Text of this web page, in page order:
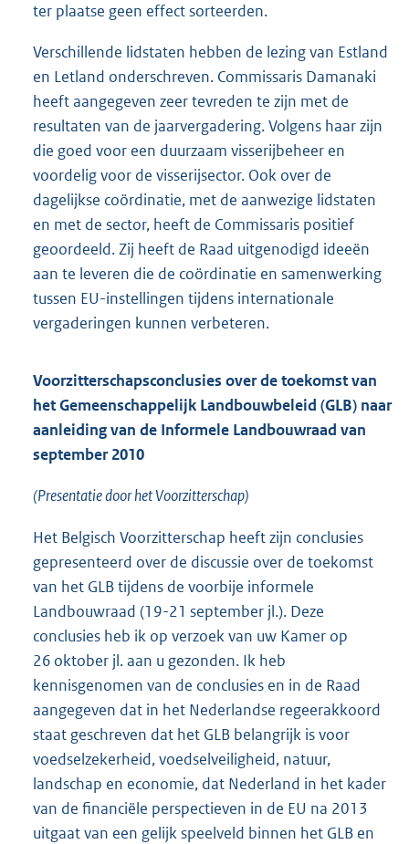
ter plaatse geen effect sorteerden.
Verschillende lidstaten hebben de lezing van Estland
en Letland onderschreven. Commissaris Damanaki
heeft aangegeven zeer tevreden te zijn met de
resultaten van de jaarvergadering. Volgens haar zijn
die goed voor een duurzaam visserijbeheer en
voordelig voor de visserijsector. Ook over de
dagelijkse coördinatie, met de aanwezige lidstaten
en met de sector, heeft de Commissaris positief
geoordeeld. Zij heeft de Raad uitgenodigd ideeën
aan te leveren die de coördinatie en samenwerking
tussen EU-instellingen tijdens internationale
vergaderingen kunnen verbeteren.
Voorzitterschapsconclusies over de toekomst van
het Gemeenschappelijk Landbouwbeleid (GLB) naar
aanleiding van de Informele Landbouwraad van
september 2010
(Presentatie door het Voorzitterschap)
Het Belgisch Voorzitterschap heeft zijn conclusies
gepresenteerd over de discussie over de toekomst
van het GLB tijdens de voorbije informele
Landbouwraad (19-21 september jl.). Deze
conclusies heb ik op verzoek van uw Kamer op
26 oktober jl. aan u gezonden. Ik heb
kennisgenomen van de conclusies en in de Raad
aangegeven dat in het Nederlandse regeerakkoord
staat geschreven dat het GLB belangrijk is voor
voedselzekerheid, voedselveiligheid, natuur,
landschap en economie, dat Nederland in het kader
van de financiële perspectieven in de EU na 2013
uitgaat van een gelijk speelveld binnen het GLB en